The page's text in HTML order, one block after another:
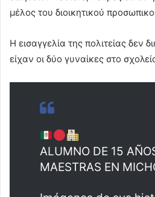
μέλος του διοικητικού
Η εισαγγελία της πολιτείας δεν
είχαν οι δύο γυναίκες στο
ALUMNO DE 15
MAESTRAS EN